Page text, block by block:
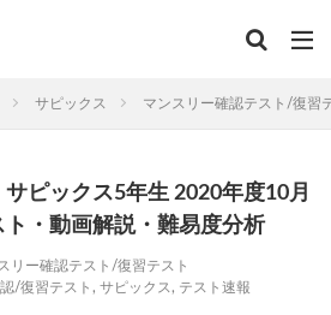
サピックス マンスリー確認テスト/復習
サピックス5年生 2020年度10月
・動画解説・難易度分析
リー確認テスト/復習テスト
/復習テスト , サピックス , テスト速報